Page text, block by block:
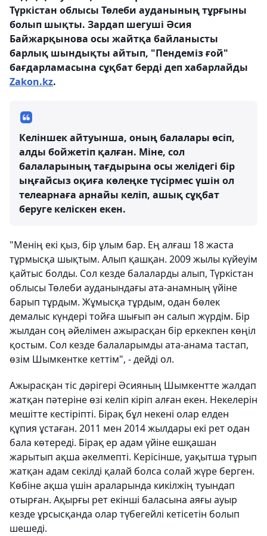
Түркістан облысы Төлеби ауданының тұрғыны
болып шықты. Зардап шегуші Әсия
Байжарқынова осы жайтқа байланысты
барлық шындықты айтып, "Пендеміз ғой"
бағдарламасына сұқбат берді деп хабарлайды
Zakon.kz.
Келіншек айтуынша, оның балалары өсіп,
алды бойжетіп қалған. Міне, сол
балаларының тағдырына осы желідегі бір
ыңғайсыз оқиға көлеңке түсірмес үшін ол
телеарнаға арнайы келіп, ашық сұқбат
беруге келіскен екен.
"Менің екі қыз, бір ұлым бар. Ең алғаш 18 жаста
тұрмысқа шықтым. Алып қашқан. 2009 жылы күйеуім
қайтыс болды. Сол кезде балаларды алып, Түркістан
облысы Төлеби ауданындағы ата-анамның үйіне
барып тұрдым. Жұмысқа тұрдым, одан бөлек
демалыс күндері тойға шығып ән салып жүрдім. Бір
жылдан соң әйелімен ажырасқан бір еркекпен көңіл
қостым. Сол кезде балаларымды ата-анама тастап,
өзім Шымкентке кеттім", - дейді ол.
Ажырасқан тіс дәрігері Әсияның Шымкентте жалдап
жатқан пәтеріне өзі келіп кіріп алған екен. Некелерін
мешітте кестіріпті. Бірақ бұл некені олар елден
құпия ұстаған. 2011 мен 2014 жылдары екі рет одан
бала көтереді. Бірақ ер адам үйіне ешқашан
жарытып ақша әкелмепті. Керісінше, уақытша тұрып
жатқан адам секілді қалай болса солай жүре берген.
Көбіне ақша үшін араларында кикілжің туындап
отырған. Ақырғы рет екінші баласына аяғы ауыр
кезде ұрсысқанда олар түбегейлі кетісетін болып
шешеді.